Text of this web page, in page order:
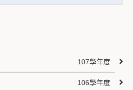
107學年度
106學年度